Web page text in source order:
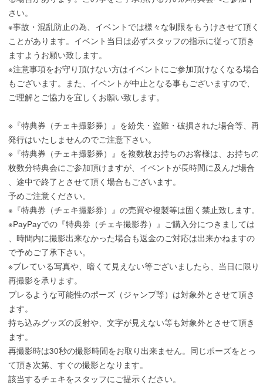
さい。
※事故・混乱防止の為、イベントでは様々な制限をもうけさせて頂く
ことがあります。イベント当日は必ずスタッフの指示に従って頂き
ますようお願い致します。
※注意事項をお守り頂けない方はイベントにご参加頂けなくなる場合
もございます。また、イベントが中止となる事もございますので、
ご理解とご協力を宜しくお願い致します。
※『特典券（チェキ撮影券）』を紛失・盗難・破損された場合等、再
発行はいたしませんのでご注意下さい。
※『特典券（チェキ撮影券）』を複数枚お持ちのお客様は、お持ちの
枚数分特典会にご参加頂けますが、イベントが長時間に及んだ場合
、途中で終了とさせて頂く場合もございます。
予めご注意ください。
※『特典券（チェキ撮影券）』の売買や複製等は固く禁止致します。
※PayPayでの『特典券（チェキ撮影券）』ご購入分につきましては
、時間内に撮影出来なかった場合も返金のご対応は出来かねますの
で予めご了承下さい。
※ブレている写真や、暗くて見えない等ございましたら、当日に限り
再撮影を承ります。
ブレるような可能性のポーズ（ジャンプ等）は対象外とさせて頂き
ます。
持ち込みグッズの反射や、文字が見えない等も対象外とさせて頂き
ます。
再撮影時は30秒の撮影時間をお取り出来ません。同じポーズをとっ
て頂き次第、すぐの撮影となります。
該当するチェキをスタッフにご提示ください。